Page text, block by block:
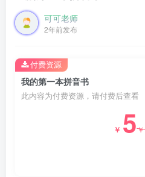
可可老师
2年前发布
我的第一本拼音书
此内容为付费资源，请付费后查看
￥ 5￥
付费资源